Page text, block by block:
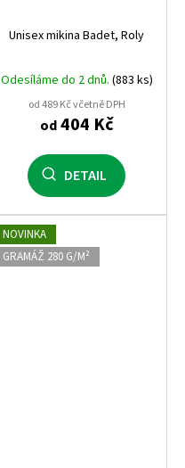
Unisex mikina Badet, Roly
Odesíláme do 2 dnů. (883 ks)
od 489 Kč včetně DPH
od404 Kč
DETAIL
NOVINKA
GRAMÁŽ 280 G/M²